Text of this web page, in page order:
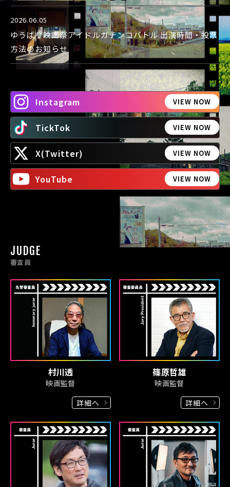
2026.06.05
ゆうばり映画祭アイドルガチンコバトル 出演時間・投票
方法のお知らせ
Instagram VIEW NOW
TickTok VIEW NOW
X(Twitter) VIEW NOW
YouTube VIEW NOW
JUDGE
審査員
村川透
映画監督
詳細へ
篠原哲雄
映画監督
詳細へ